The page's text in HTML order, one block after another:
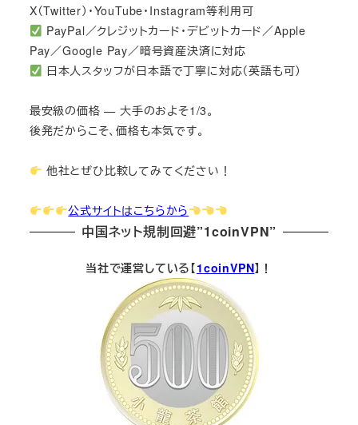
X（Twitter）・YouTube・Instagram等利用可
PayPal／クレジットカード・デビットカード／Apple
Pay／Google Pay／暗号資産決済に対応
日本人スタッフが日本語で丁寧に対応（英語も可）
最安級の価格 — 大手のおよそ1/3。
後発だからこそ、価格も本気です。
他社とぜひ比較してみてください！
公式サイトはこちらから
中国ネット規制回避”1coinVPN”
当社で運営している【1coinVPN】！